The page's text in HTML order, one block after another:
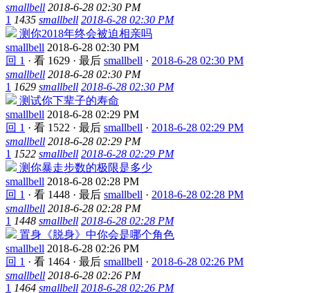
smallbell 2018-6-28 02:30 PM
1 1435 smallbell 2018-6-28 02:30 PM
测你2018年终会被迫相亲吗
smallbell 2018-6-28 02:30 PM
回 1 · 看 1629 · 最后 smallbell · 2018-6-28 02:30 PM
smallbell 2018-6-28 02:30 PM
1 1629 smallbell 2018-6-28 02:30 PM
测试你下辈子的寿命
smallbell 2018-6-28 02:29 PM
回 1 · 看 1522 · 最后 smallbell · 2018-6-28 02:29 PM
smallbell 2018-6-28 02:29 PM
1 1522 smallbell 2018-6-28 02:29 PM
测你暴走步数的极限是多少
smallbell 2018-6-28 02:28 PM
回 1 · 看 1448 · 最后 smallbell · 2018-6-28 02:28 PM
smallbell 2018-6-28 02:28 PM
1 1448 smallbell 2018-6-28 02:28 PM
置身《脱身》中你会是哪个角色
smallbell 2018-6-28 02:26 PM
回 1 · 看 1464 · 最后 smallbell · 2018-6-28 02:26 PM
smallbell 2018-6-28 02:26 PM
1 1464 smallbell 2018-6-28 02:26 PM